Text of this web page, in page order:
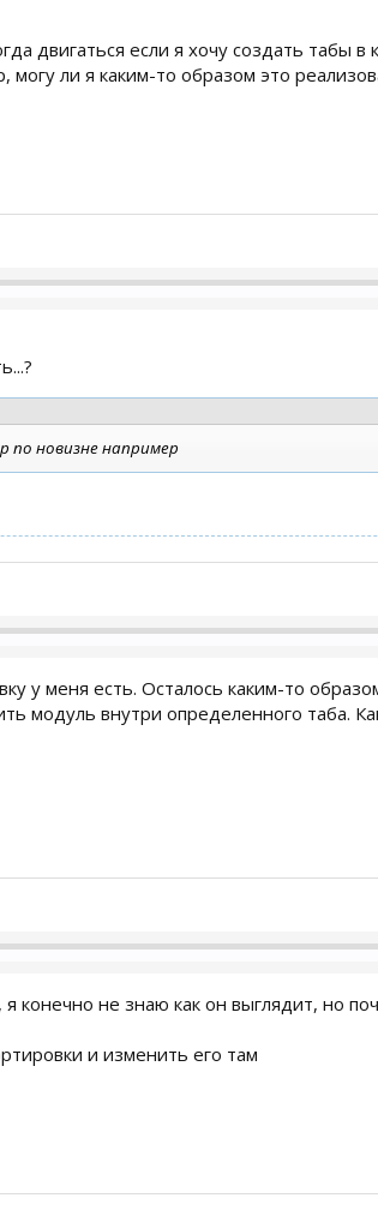
двигаться если я хочу создать табы
ли я каким-то образом это
новизне например
у меня есть. Осталось каким-то
модуль внутри определенного таба.
конечно не знаю как он выглядит, но
и изменить его там